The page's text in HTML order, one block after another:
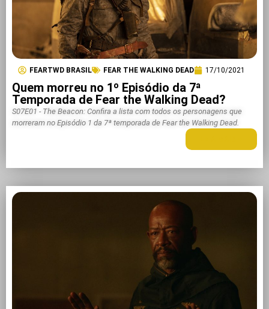
FEARTWD BRASIL FEAR THE WALKING DEAD 17/10/2021
Quem morreu no 1º Episódio da 7ª
Temporada de Fear the Walking Dead?
S07E01 - The Beacon: Confira a lista com todos os personagens que
morreram no Episódio 1 da 7ª temporada de Fear the Walking Dead.